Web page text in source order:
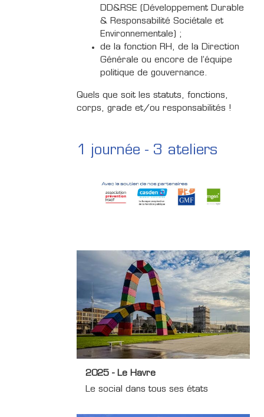
DD&RSE (Développement Durable
& Responsabilité Sociétale et
Environnementale) ;
de la fonction RH, de la Direction
Générale ou encore de l’équipe
politique de gouvernance.
Quels que soit les statuts, fonctions,
corps, grade et/ou responsabilités !
1 journée - 3 ateliers
2025 - Le Havre
Le social dans tous ses états